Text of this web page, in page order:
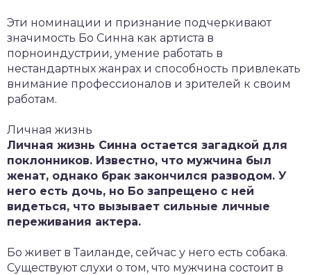
Эти номинации и признание подчеркивают
значимость Бо Синна как артиста в
порноиндустрии, умение работать в
нестандартных жанрах и способность привлекать
внимание профессионалов и зрителей к своим
работам.
Личная жизнь
Личная жизнь Синна остается загадкой для
поклонников. Известно, что мужчина был
женат, однако брак закончился разводом. У
него есть дочь, но Бо запрещено с ней
видеться, что вызывает сильные личные
переживания актера.
Бо живет в Таиланде, сейчас у него есть собака.
Существуют слухи о том, что мужчина состоит в